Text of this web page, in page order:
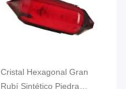
Cristal Hexagonal Gran
Rubí Sintético Piedra